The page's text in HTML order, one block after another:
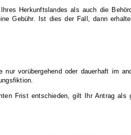
Herkunftslandes als auch die
Gebühr. Ist dies der Fall, dann
vorübergehend oder dauerhaft im
Frist entschieden, gilt Ihr Antrag als